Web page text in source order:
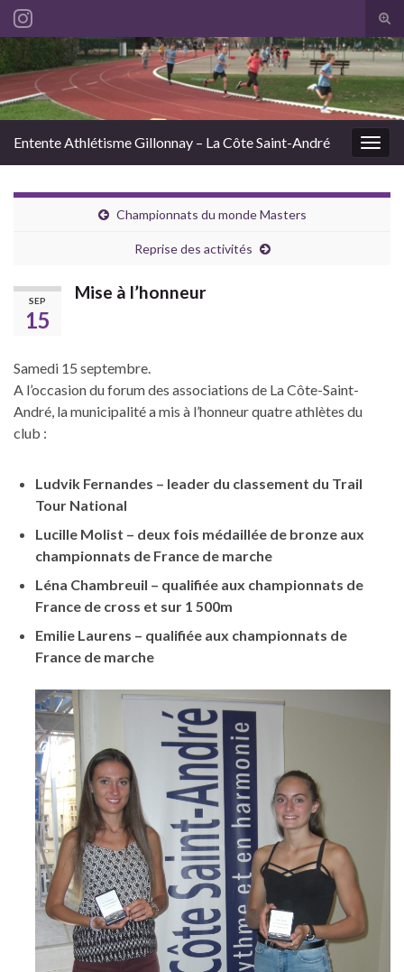
Search for:
Entente Athlétisme Gillonnay – La Côte Saint-André
Championnats du monde Masters
Reprise des activités
SEP
15
Mise à l’honneur
Samedi 15 septembre.
A l’occasion du forum des associations de La Côte-Saint-
André, la municipalité a mis à l’honneur quatre athlètes du
club :
Ludvik Fernandes – leader du classement du Trail
Tour National
Lucille Molist – deux fois médaillée de bronze aux
championnats de France de marche
Léna Chambreuil – qualifiée aux championnats de
France de cross et sur 1 500m
Emilie Laurens – qualifiée aux championnats de
France de marche